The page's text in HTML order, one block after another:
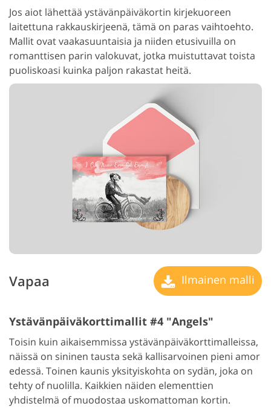
Jos aiot lähettää ystävänpäiväkortin kirjekuoreen
laitettuna rakkauskirjeenä, tämä on paras vaihtoehto.
Mallit ovat vaakasuuntaisia ja niiden etusivuilla on
romanttisen parin valokuvat, jotka muistuttavat toista
puoliskoasi kuinka paljon rakastat heitä.
Vapaa Ilmainen malli
Ystävänpäiväkorttimallit #4 "Angels"
Toisin kuin aikaisemmissa ystävänpäiväkorttimalleissa,
näissä on sininen tausta sekä kallisarvoinen pieni amor
edessä. Toinen kaunis yksityiskohta on sydän, joka on
tehty of nuolilla. Kaikkien näiden elementtien
yhdistelmä of muodostaa uskomattoman kortin.